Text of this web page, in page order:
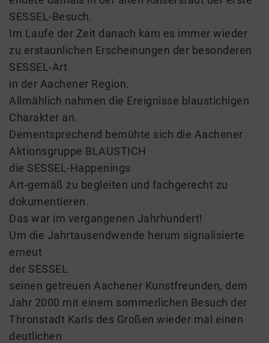
SESSEL-Besuch.
Im Laufe der Zeit danach kam es immer wieder
zu erstaunlichen Erscheinungen der besonderen
SESSEL-Art
in der Aachener Region.
Allmählich nahmen die Ereignisse blaustichigen
Charakter an.
Dementsprechend bemühte sich die Aachener
Aktionsgruppe BLAUSTICH
die SESSEL-Happenings
Art-gemäß zu begleiten und fachgerecht zu
dokumentieren.
Das war im vergangenen Jahrhundert!
Um die Jahrtausendwende herum signalisierte
erneut
der SESSEL
seinen getreuen Aachener Kunstfreunden, dem
Jahr 2000 mit einem sommerlichen Besuch der
Thronstadt Karls des Großen wieder mal einen
deutlichen